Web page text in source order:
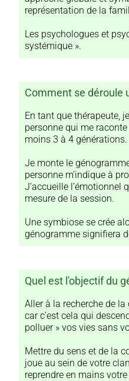
représentation de la
Les psychologues et
systémique ».
Comment se déroule
En tant que thérapeute,
personne qui me
moins 3 à 4 générations.
Je monte le
personne m’indique à
J’accueille l’émotionnel
mesure de la session.
Une symbiose se crée
génogramme signifiera
Quel est l'objectif du
Aller à la recherche de
car c’est cela qui
polluer » vos vies sans
Mettre du sens et de la
joue au sein de votre
reprendre en mains